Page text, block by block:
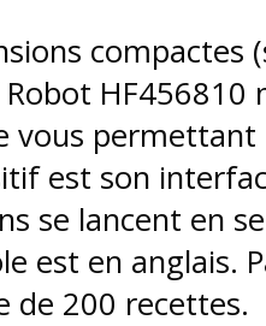
compactes
HF456810
vous
est son
se lancent en
est en anglais.
de 200 recettes.